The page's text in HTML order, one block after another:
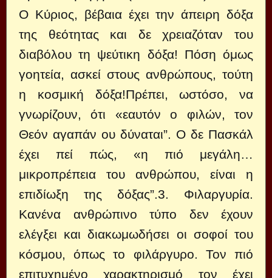
Ο Κύριος, βέβαια έχει την άπειρη δόξα
της θεότητας και δε χρειαζόταν του
διαβόλου τη ψεύτικη δόξα! Πόση όμως
γοητεία, ασκεί στους ανθρώπους, τούτη
η κοσμική δόξα!Πρέπει, ωστόσο, να
γνωρίζουν, ότι «εαυτόν ο φιλών, τον
Θεόν αγαπάν ου δύναται”. Ο δε Πασκάλ
έχει πεί πώς, «η πιό μεγάλη…
μικροπρέπεια του ανθρώπου, είναι η
επιδίωξη της δόξας”.3. Φιλαργυρία.
Κανένα ανθρώπινο τύπο δεν έχουν
ελέγξει και διακωμωδήσει οι σοφοί του
κόσμου, όπως το φιλάργυρο. Τον πιό
επιτυχημένο χαρακτηρισμό τον έχει